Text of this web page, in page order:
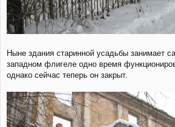
Ныне здания старинной усадьбы занимает
западном флигеле одно время
однако сейчас теперь он закрыт.